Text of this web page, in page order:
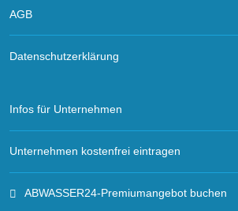
AGB
Datenschutzerklärung
Infos für Unternehmen
Unternehmen kostenfrei eintragen
ABWASSER24-Premiumangebot buchen